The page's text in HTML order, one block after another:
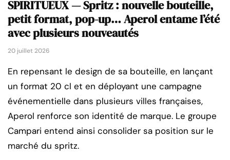
SPIRITUEUX — Spritz : nouvelle bouteille,
petit format, pop-up… Aperol entame l’été
avec plusieurs nouveautés
20 juillet 2026
En repensant le design de sa bouteille, en lançant
un format 20 cl et en déployant une campagne
événementielle dans plusieurs villes françaises,
Aperol renforce son identité de marque. Le groupe
Campari entend ainsi consolider sa position sur le
marché du spritz.